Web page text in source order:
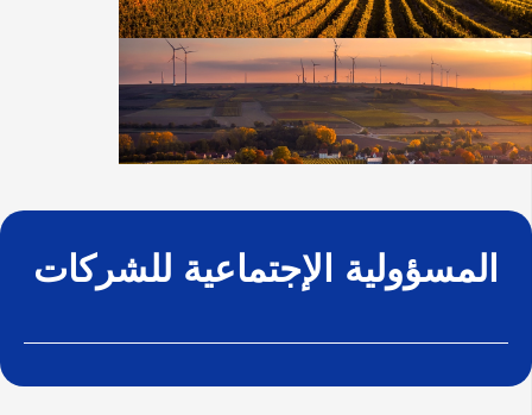
المسؤولية الإجتماعية للشركات